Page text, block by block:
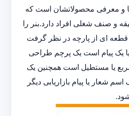
و معرفی محصولاتشان است که
و صنف شغلی افراد دارد.بنر را
قطعه ای از پارچه در نظر گرفت
یا یک پیام است یک پرچم طراحی
یا مستطیل است همچنین یک
شعار یا پیام بازاریابی دیگر